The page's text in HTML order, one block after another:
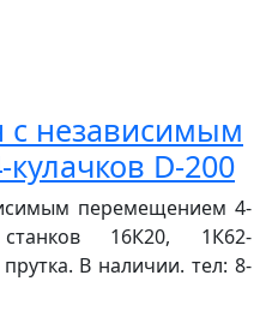
с независимым
D-200
перемещением 4-
16К20, 1К62-
В наличии. тел: 8-